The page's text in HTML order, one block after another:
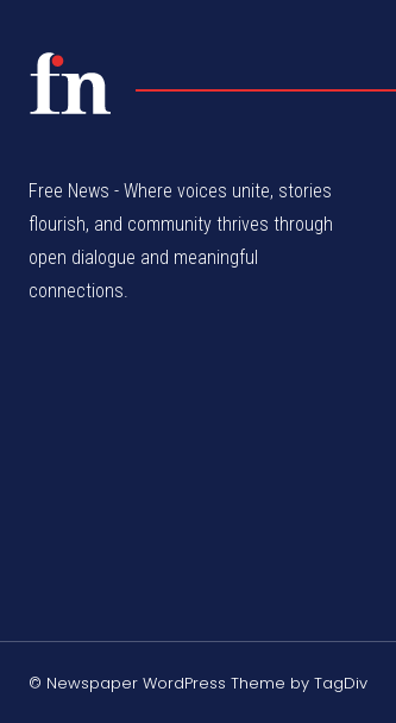
Free News - Where voices unite, stories
flourish, and community thrives through
open dialogue and meaningful
connections.
© Newspaper WordPress Theme by TagDiv